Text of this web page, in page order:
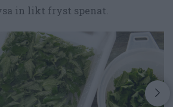
in likt fryst spenat.